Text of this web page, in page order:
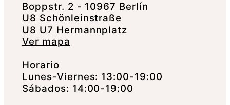
Boppstr. 2 - 10967 Berlín
U8 Schönleinstraße
U8 U7 Hermannplatz
Ver mapa
Horario
Lunes-Viernes: 13:00-19:00
Sábados: 14:00-19:00